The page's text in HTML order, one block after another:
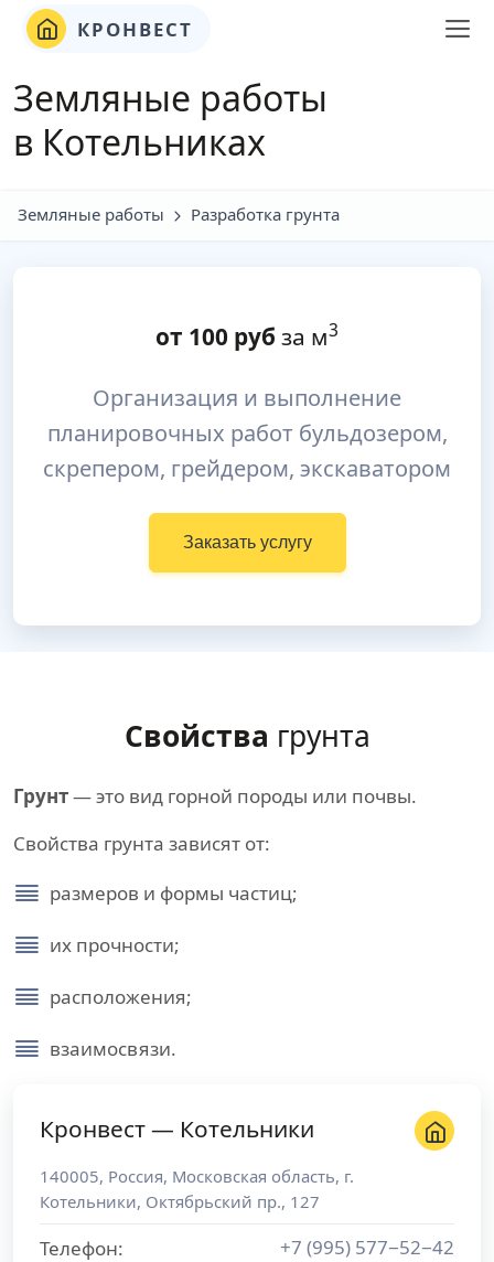
КРОНВЕСТ
Земляные работы
в Котельниках
Земляные работы Разработка грунта
от 100 руб за м3
Организация и выполнение
планировочных работ бульдозером,
скрепером, грейдером, экскаватором
Заказать услугу
Свойства грунта
Грунт— это вид горной породы или почвы.
Свойства грунта зависят от:
размеров и формы частиц;
их прочности;
расположения;
взаимосвязи.
Кронвест — Котельники
140005, Россия, Московская область, г.
Котельники, Октябрьский пр., 127
Телефон:
+7 (995) 577−52−42